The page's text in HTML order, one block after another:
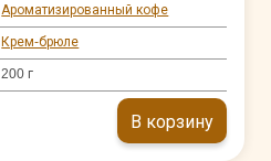
Ароматизированный кофе
Крем-брюле
200 г
В корзину